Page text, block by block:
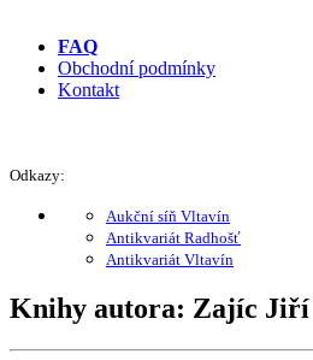
FAQ
Obchodní podmínky
Kontakt
Odkazy:
Aukční síň Vltavín
Antikvariát Radhošť
Antikvariát Vltavín
Knihy autora: Zajíc Jiří